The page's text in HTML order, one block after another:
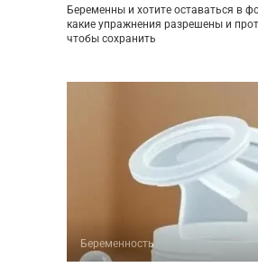
Беременны и хотите оставаться в
какие упражнения разрешены и
чтобы сохранить
Беременность